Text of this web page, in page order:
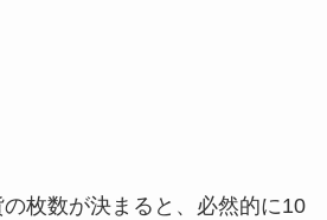
枚数が決まると、必然的に10